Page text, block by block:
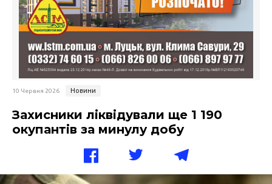
10 Червня 2026 Новини
Захисники ліквідували ще 1 190
окупантів за минулу добу